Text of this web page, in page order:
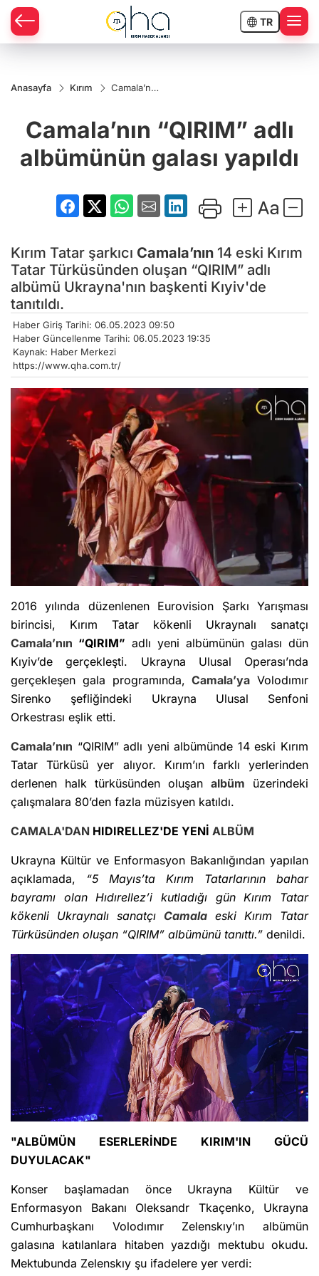
TR
Anasayfa Kırım
Camala’nın
albümünün
galası
Camala’nın “QIRIM” adlı
albümünün galası yapıldı
Kırım Tatar şarkıcı Camala’nın 14 eski Kırım
Tatar Türküsünden oluşan “QIRIM” adlı
albümü Ukrayna'nın başkenti Kıyiv'de
tanıtıldı.
Haber Giriş Tarihi: 06.05.2023 09:50
Haber Güncellenme Tarihi: 06.05.2023 19:35
Kaynak: Haber Merkezi
https://www.qha.com.tr/
2016 yılında düzenlenen Eurovision Şarkı Yarışması
birincisi, Kırım Tatar kökenli Ukraynalı sanatçı
Camala’nın “QIRIM” adlı yeni albümünün galası dün
Kıyiv’de gerçekleşti. Ukrayna Ulusal Operası’nda
gerçekleşen gala programında,Camala’ya Volodımır
Sirenko şefliğindeki Ukrayna Ulusal Senfoni
Orkestrası eşlik etti.
Camala’nın “QIRIM” adlı yeni albümünde 14 eski Kırım
Tatar Türküsü yer alıyor. Kırım’ın farklı yerlerinden
derlenen halk türküsünden oluşan albüm üzerindeki
çalışmalara 80’den fazla müzisyen katıldı.
CAMALA'DAN HIDIRELLEZ'DE YENİ ALBÜM
Ukrayna Kültür ve Enformasyon Bakanlığından yapılan
açıklamada, “5 Mayıs’ta Kırım Tatarlarının bahar
bayramı olan Hıdırellez’i kutladığı gün Kırım Tatar
kökenli Ukraynalı sanatçı Camala eski Kırım Tatar
Türküsünden oluşan “QIRIM” albümünü tanıttı.” denildi.
"ALBÜMÜN ESERLERİNDE KIRIM'IN GÜCÜ
DUYULACAK"
Konser başlamadan önce Ukrayna Kültür ve
Enformasyon Bakanı Oleksandr Tkaçenko, Ukrayna
Cumhurbaşkanı Volodımır Zelenskıy’ın albümün
galasına katılanlara hitaben yazdığı mektubu okudu.
Mektubunda Zelenskıy şu ifadelere yer verdi: